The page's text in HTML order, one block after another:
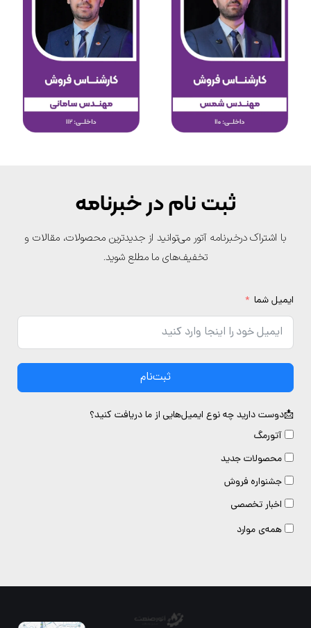
ثبت نام در خبرنامه
با اشتراک درخبرنامه آتور می‌توانید از جدیدترین محصولات، مقالات و
تخفیف‌های ما مطلع شوید.
شما
ثبت‌نام
دارید چه نوع ایمیل‌هایی از ما دریافت کنید؟
آتورمگ
محصولات جدید
جشنواره فروش
اخبار تخصصی
همه‌ی موارد